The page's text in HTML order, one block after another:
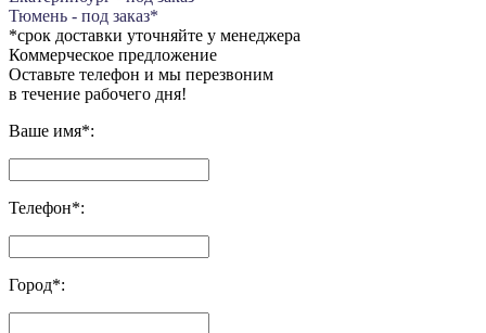
Тюмень - под заказ*
*срок доставки уточняйте у менеджера
Коммерческое предложение
Оставьте телефон и мы перезвоним
в течение рабочего дня!
Ваше имя*:
Телефон*:
Город*: